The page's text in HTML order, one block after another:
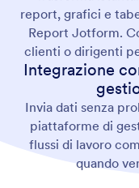
report, grafici e
Report Jotform.
clienti o dirigenti
Integrazione
Invia dati senza
piattaforme di
flussi di lavoro
quando